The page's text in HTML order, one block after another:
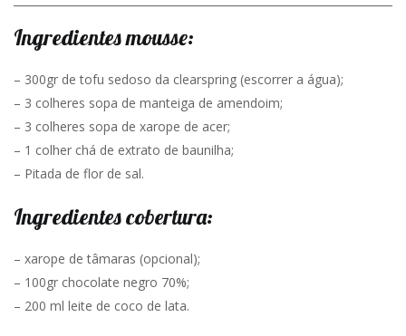
Ingredientes mousse:
– 300gr de tofu sedoso da clearspring (escorrer a água);
– 3 colheres sopa de manteiga de amendoim;
– 3 colheres sopa de xarope de acer;
– 1 colher chá de extrato de baunilha;
– Pitada de flor de sal.
Ingredientes cobertura:
– xarope de tâmaras (opcional);
– 100gr chocolate negro 70%;
– 200 ml leite de coco de lata.